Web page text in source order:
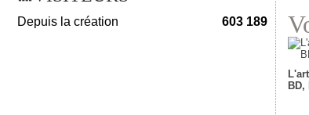
Depuis la création 603 189
BD,